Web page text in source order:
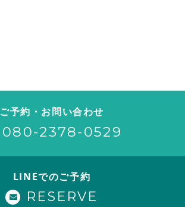
ご予約・お問い合わせ
080-2378-0529
LINEでのご予約
RESERVE